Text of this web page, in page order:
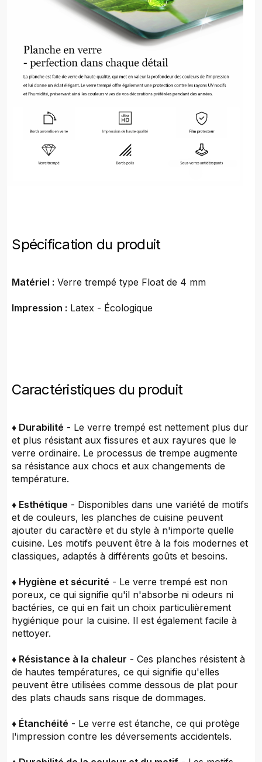
Spécification du produit
Matériel : Verre trempé type Float de 4 mm
Impression : Latex - Écologique
Caractéristiques du produit
♦ Durabilité - Le verre trempé est nettement plus dur
et plus résistant aux fissures et aux rayures que le
verre ordinaire. Le processus de trempe augmente
sa résistance aux chocs et aux changements de
température.
♦ Esthétique - Disponibles dans une variété de motifs
et de couleurs, les planches de cuisine peuvent
ajouter du caractère et du style à n'importe quelle
cuisine. Les motifs peuvent être à la fois modernes et
classiques, adaptés à différents goûts et besoins.
♦ Hygiène et sécurité - Le verre trempé est non
poreux, ce qui signifie qu'il n'absorbe ni odeurs ni
bactéries, ce qui en fait un choix particulièrement
hygiénique pour la cuisine. Il est également facile à
nettoyer.
♦ Résistance à la chaleur - Ces planches résistent à
de hautes températures, ce qui signifie qu'elles
peuvent être utilisées comme dessous de plat pour
des plats chauds sans risque de dommages.
♦ Étanchéité - Le verre est étanche, ce qui protège
l'impression contre les déversements accidentels.